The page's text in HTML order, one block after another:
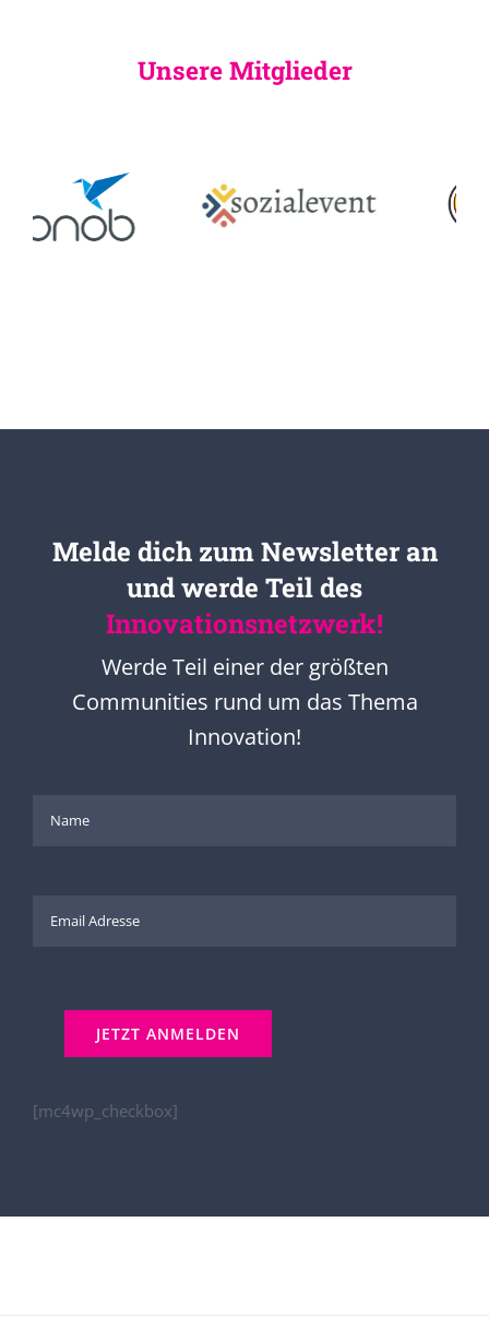
Unsere Mitglieder
Melde dich zum Newsletter an
und werde Teil des
Innovationsnetzwerk!
Werde Teil einer der größten
Communities rund um das Thema
Innovation!
[mc4wp_checkbox]